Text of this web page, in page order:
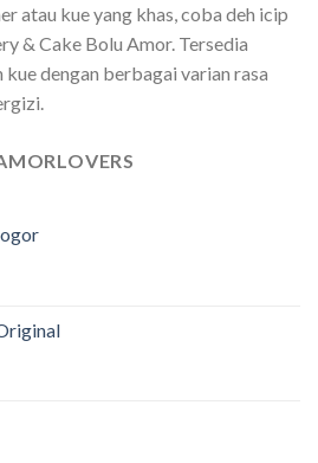
atau kue yang khas, coba deh icip
& Cake Bolu Amor. Tersedia
dengan berbagai varian rasa